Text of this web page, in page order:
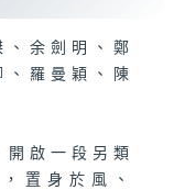
余劍明、鄭
羅曼穎、陳
啟一段另類
置身於風、